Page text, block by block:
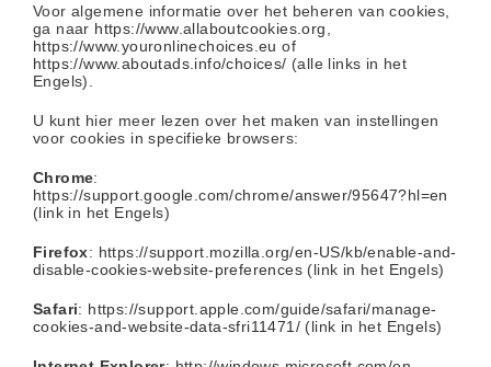
Voor algemene informatie over het beheren van cookies,
ga naar https://www.allaboutcookies.org
https://www.youronlinechoices.eu of
https://www.aboutads.info/choices/ (alle links in het
Engels).
U kunt hier meer lezen over het maken van instellingen
voor cookies in specifieke browsers:
Chrome:
https://support.google.com/chrome/answer/95647?hl=en
(link in het Engels)
Firefox: https://support.mozilla.org/en-US/kb/enable-and-
disable-cookies-website-preferences (link in het Engels)
Safari: https://support.apple.com/guide/safari/manage-
cookies-and-website-data-sfri11471/ (link in het Engels)